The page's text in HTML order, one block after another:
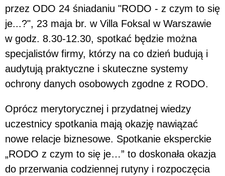
przez ODO 24 śniadaniu "RODO - z czym to się
je...?", 23 maja br. w Villa Foksal w Warszawie
w godz. 8.30-12.30, spotkać będzie można
specjalistów firmy, którzy na co dzień budują i
audytują praktyczne i skuteczne systemy
ochrony danych osobowych zgodne z RODO.
Oprócz merytorycznej i przydatnej wiedzy
uczestnicy spotkania mają okazję nawiązać
nowe relacje biznesowe. Spotkanie eksperckie
„RODO z czym to się je…” to doskonała okazja
do przerwania codziennej rutyny i rozpoczęcia